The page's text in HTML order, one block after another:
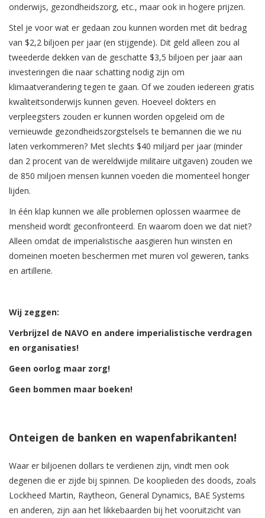
onderwijs, gezondheidszorg, etc., maar ook in hogere prijzen.
Stel je voor wat er gedaan zou kunnen worden met dit bedrag
van $2,2 biljoen per jaar (en stijgende). Dit geld alleen zou al
tweederde dekken van de geschatte $3,5 biljoen per jaar aan
investeringen die naar schatting nodig zijn om
klimaatverandering tegen te gaan. Of we zouden iedereen gratis
kwaliteitsonderwijs kunnen geven. Hoeveel dokters en
verpleegsters zouden er kunnen worden opgeleid om de
vernieuwde gezondheidszorgstelsels te bemannen die we nu
laten verkommeren? Met slechts $40 miljard per jaar (minder
dan 2 procent van de wereldwijde militaire uitgaven) zouden we
de 850 miljoen mensen kunnen voeden die momenteel honger
lijden.
In één klap kunnen we alle problemen oplossen waarmee de
mensheid wordt geconfronteerd. En waarom doen we dat niet?
Alleen omdat de imperialistische aasgieren hun winsten en
domeinen moeten beschermen met muren vol geweren, tanks
en artillerie.
Wij zeggen:
Verbrijzel de NAVO en andere imperialistische verdragen
en organisaties!
Geen oorlog maar zorg!
Geen bommen maar boeken!
Onteigen de banken en wapenfabrikanten!
Waar er biljoenen dollars te verdienen zijn, vindt men ook
degenen die er zijde bij spinnen. De kooplieden des doods, zoals
Lockheed Martin, Raytheon, General Dynamics, BAE Systems
en anderen, zijn aan het likkebaarden bij het vooruitzicht van